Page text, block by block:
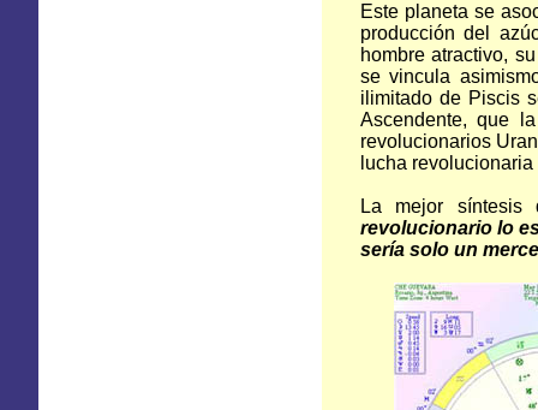
Este planeta se
producción del
hombre atractivo,
se vincula
ilimitado de Piscis
Ascendente, que
revolucionarios
lucha
La mejor síntesis
revolucionario lo
sería solo un